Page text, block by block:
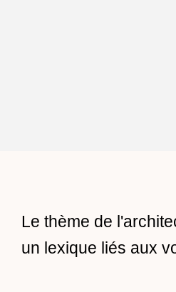
Le thème de
un lexique liés aux